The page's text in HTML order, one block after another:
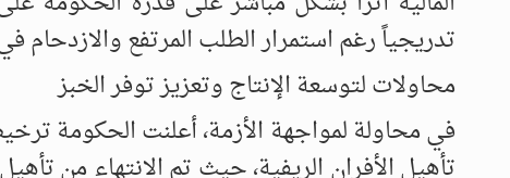
تدريجياً رغم استمرار الطلب المرتفع والازدحام
محاولات لتوسعة الإنتاج وتعزيز توفر الخبز
تأهيل الأفران الريفية، حيث تم الانتهاء من